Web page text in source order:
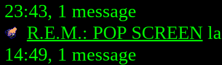
23:43, 1 message
R.E.M.: POP SCREEN
14:49, 1 message